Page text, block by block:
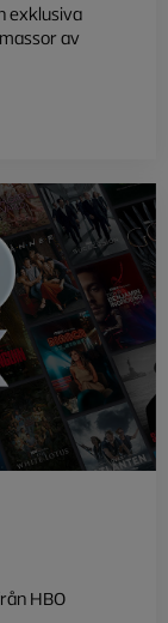
exklusiva
av
HBO